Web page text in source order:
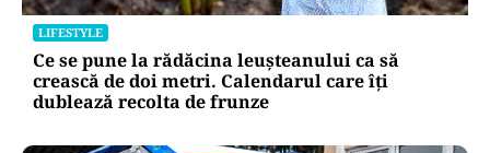
LIFESTYLE
Ce se pune la rădăcina leușteanului ca să
crească de doi metri. Calendarul care îți
dublează recolta de frunze